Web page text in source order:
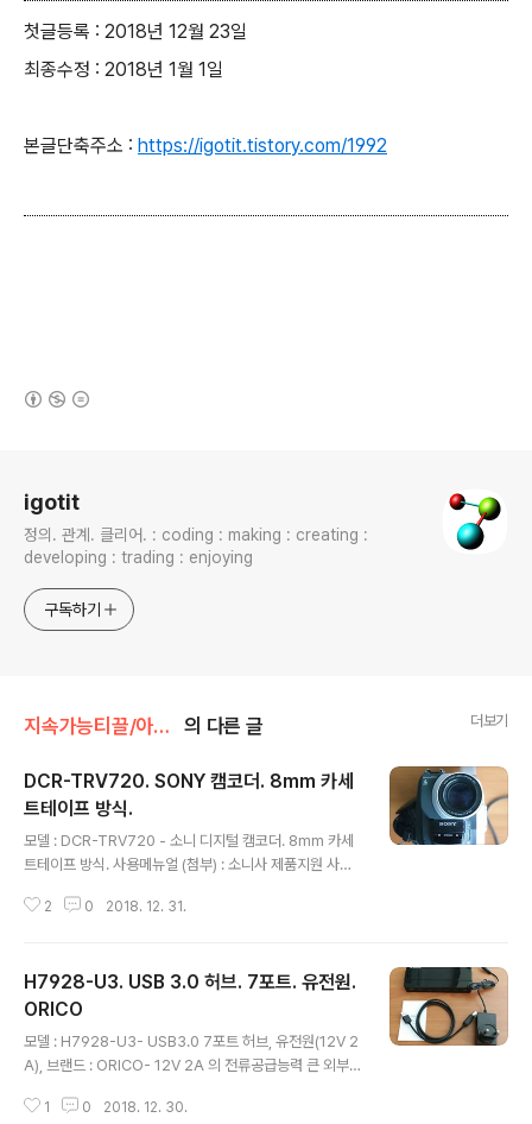
첫글등록 : 2018년 12월 23일
최종수정 : 2018년 1월 1일
본글단축주소 : https://igotit.tistory.com/1992
igotit
정의. 관계. 클리어. : coding : making : creating :
developing : trading : enjoying
구독하기
지속가능티끌/아이템 의 다른 글 더보기
DCR-TRV720. SONY 캠코더. 8mm 카세
트테이프 방식.
모델 : DCR-TRV720 - 소니 디지털 캠코더. 8mm 카세
트테이프 방식. 사용메뉴얼 (첨부) : 소니사 제품지원 사이
e.pl?mdl=DCRTRV720 구입일 : 2000년 8월. - 200
함... ㅋㅋ 다행. 외부입출력단자. - 아래 사진의 DV IN/OU
T 으로 표시된 커넥터는 IEEE 1394 규격이며 PC로 연결
하여 테이프에 기록된 내용을 PC에서 획득할 수 있고, 캠
코더의 촬영되는 영상을 PC 에서 실시간으로 볼 수 있다. I
EEE1394 케이블 조사 자료 -> https://igotit.tistor..
2 0 2018. 12. 31.
H7928-U3. USB 3.0 허브. 7포트. 유전원.
ORICO
모델 : H7928-U3- USB3.0 7포트 허브, 유전원(12V 2
A), 브랜드 : ORICO- 12V 2A 의 전류공급능력 큰 외부
도 안정적인 전원공급가능. 구입. - 2018년 10월 8일 - 가
1 0 2018. 12. 30.